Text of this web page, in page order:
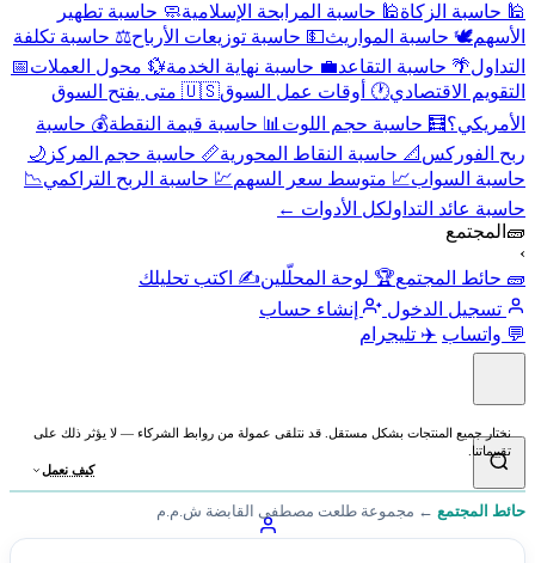
🕌 حاسبة الزكاة🕌 حاسبة المرابحة الإسلامية🧼 حاسبة تطهير
الأسهم🕊️ حاسبة المواريث💵 حاسبة توزيعات الأرباح⚖️ حاسبة تكلفة
التداول🌴 حاسبة التقاعد💼 حاسبة نهاية الخدمة💱 محول العملات📅
التقويم الاقتصادي🕐 أوقات عمل السوق
🇺🇸 متى يفتح السوق
الأمريكي؟🧮 حاسبة حجم اللوت 📊 حاسبة قيمة النقطة💰 حاسبة
ربح الفوركس 📐 حاسبة النقاط المحورية📏 حاسبة حجم المركز 🌙
حاسبة السواب📈 متوسط سعر السهم💹 حاسبة الربح التراكمي📉
حاسبة عائد التداولكل الأدوات ←
🧱 المجتمع
›
🧱 حائط المجتمع🏆 لوحة المحلّلين✍️ اكتب تحليلك
تسجيل الدخول
إنشاء حساب
💬 واتساب ✈️ تليجرام
نختار جميع المنتجات بشكل مستقل. قد نتلقى عمولة من روابط الشركاء — لا يؤثر ذلك على
تقييماتنا.
كيف نعمل
حائط المجتمع ← مجموعة طلعت مصطفى القابضة ش.م.م